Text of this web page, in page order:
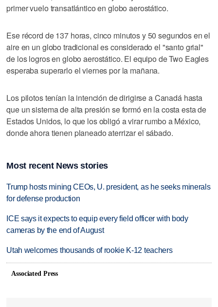
primer vuelo transatlántico en globo aerostático.
Ese récord de 137 horas, cinco minutos y 50 segundos en el
aire en un globo tradicional es considerado el "santo grial"
de los logros en globo aerostático. El equipo de Two Eagles
esperaba superarlo el viernes por la mañana.
Los pilotos tenían la intención de dirigirse a Canadá hasta
que un sistema de alta presión se formó en la costa esta de
Estados Unidos, lo que los obligó a virar rumbo a México,
donde ahora tienen planeado aterrizar el sábado.
Most recent News stories
Trump hosts mining CEOs, U. president, as he seeks minerals
for defense production
ICE says it expects to equip every field officer with body
cameras by the end of August
Utah welcomes thousands of rookie K-12 teachers
Associated Press